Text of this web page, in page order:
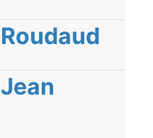
Roudaud
Jean